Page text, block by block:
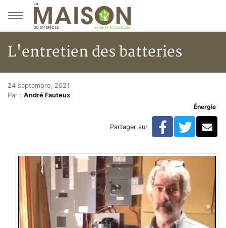
Aller au menu principal
Aller au contenu principal
L'entretien des batteries
Accueil
Articles
L'entretien des batteries
24 septembre, 2021
Par : André Fauteux
Énergie
Partager sur Facebook